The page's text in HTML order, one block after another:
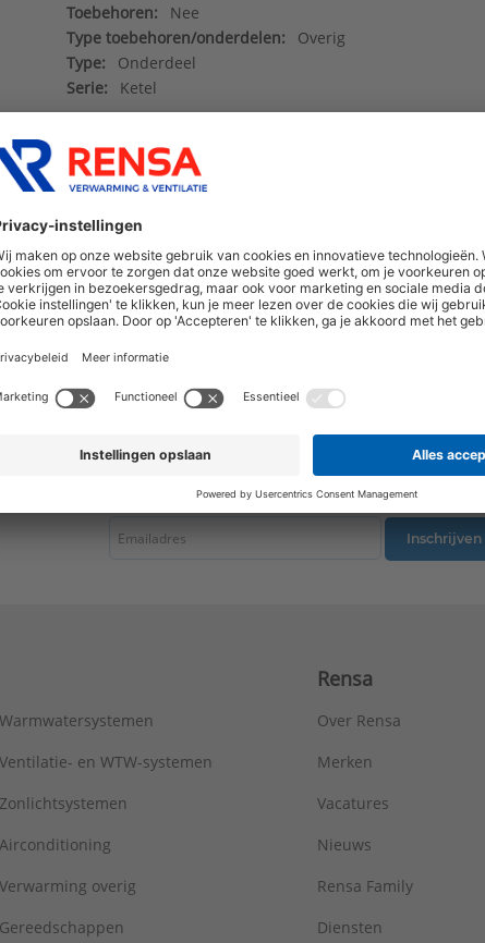
Toebehoren:
Nee
Type toebehoren/onderdelen:
Overig
Type:
Onderdeel
Serie:
Ketel
136610614() Deeplinks
hoogte van nieuwe producten en
Inschrijven
Warmwatersystemen
Ventilatie- en WTW-systemen
Zonlichtsystemen
Airconditioning
Verwarming overig
Gereedschappen
Rensa
Over Rensa
Merken
Vacatures
Nieuws
Rensa Family
Diensten